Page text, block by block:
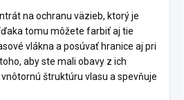
na ochranu väzieb, ktorý je
tomu môžete farbiť aj tie
vlákna a posúvať hranice aj pri
aby ste mali obavy z ich
štruktúru vlasu a spevňuje